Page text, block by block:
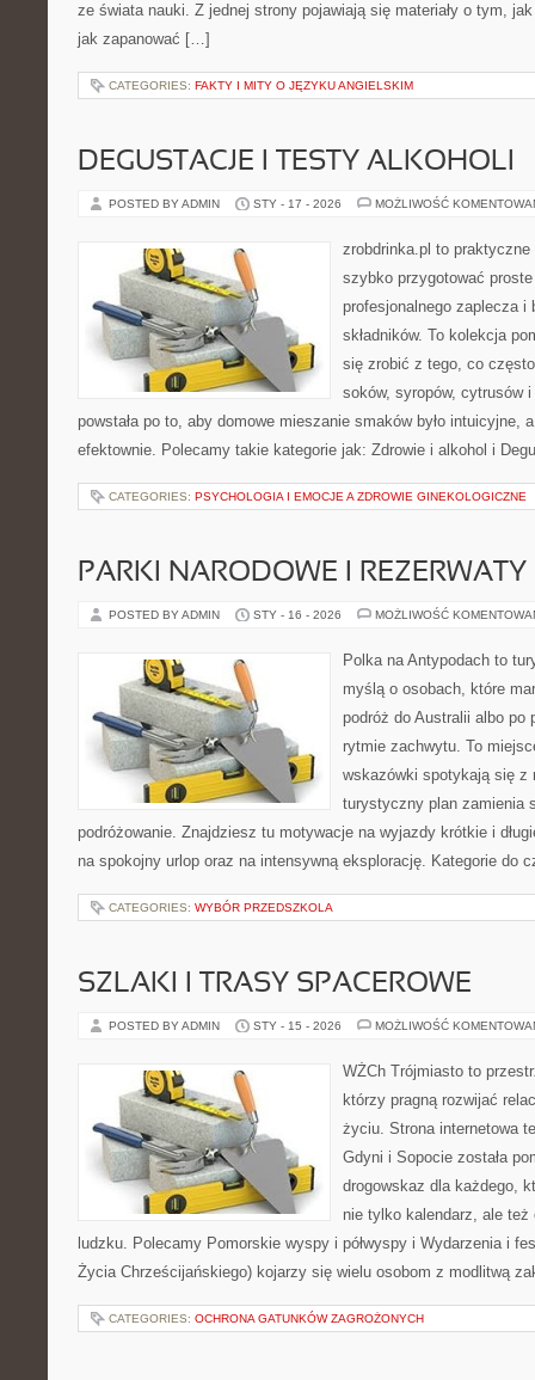
ze świata nauki. Z jednej strony pojawiają się materiały o tym,
jak zapanować […]
CATEGORIES: FAKTY I MITY O JĘZYKU ANGIELSKIM
DEGUSTACJE I TESTY ALKOHOLI
POSTED BY ADMIN STY - 17 - 2026 MOŻLIWOŚĆ
zrobdrinka.pl to
szybko przygotować
profesjonalnego zaplecza i
składników. To kolekcja
się zrobić z tego, co
soków, syropów, cytrusów
powstała po to, aby domowe mieszanie smaków było intuicyjne,
efektownie. Polecamy takie kategorie jak: Zdrowie i alkohol i
CATEGORIES: PSYCHOLOGIA I EMOCJE A ZDROWIE GINEKOLOGICZNE
PARKI NARODOWE I
POSTED BY ADMIN STY - 16 - 2026 MOŻLIWOŚĆ
Polka na Antypodach to
myślą o osobach, które
podróż do Australii albo po
rytmie zachwytu. To
wskazówki spotykają się z
turystyczny plan zamienia
podróżowanie. Znajdziesz tu motywacje na wyjazdy krótkie i
na spokojny urlop oraz na intensywną eksplorację. Kategorie do
CATEGORIES: WYBÓR PRZEDSZKOLA
SZLAKI I TRASY SPACEROWE
POSTED BY ADMIN STY - 15 - 2026 MOŻLIWOŚĆ
WŻCh Trójmiasto to
którzy pragną rozwijać
życiu. Strona internetowa
Gdyni i Sopocie została
drogowskaz dla każdego,
nie tylko kalendarz, ale
ludzku. Polecamy Pomorskie wyspy i półwyspy i Wydarzenia i
Życia Chrześcijańskiego) kojarzy się wielu osobom z modlitwą
CATEGORIES: OCHRONA GATUNKÓW ZAGROŻONYCH